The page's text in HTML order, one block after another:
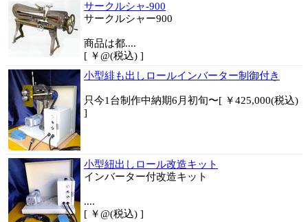
サークルシャ-900
サークルシャー900
商品は都....
[ ￥@(税込) ]
小型緋も出しロールインバーター制御付き
只今1台制作中納期6月初旬〜[ ￥425,000(税込)
]
小型紐出しロール改造キット
インバーター付改造キット
....
[ ￥@(税込) ]